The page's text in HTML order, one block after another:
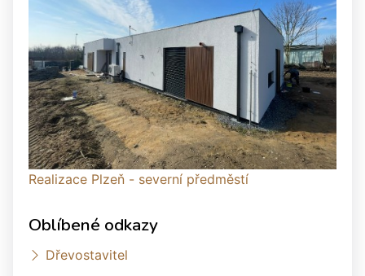
Realizace Plzeň - severní předměstí
Oblíbené odkazy
Dřevostavitel